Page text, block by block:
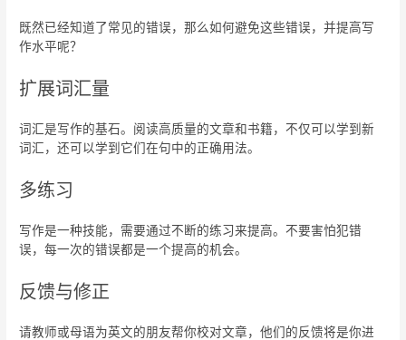
既然已经知道了常见的错误，那么如何避免这些错误，并提高写
作水平呢？
扩展词汇量
词汇是写作的基石。阅读高质量的文章和书籍，不仅可以学到新
词汇，还可以学到它们在句中的正确用法。
多练习
写作是一种技能，需要通过不断的练习来提高。不要害怕犯错
误，每一次的错误都是一个提高的机会。
反馈与修正
请教师或母语为英文的朋友帮你校对文章，他们的反馈将是你进